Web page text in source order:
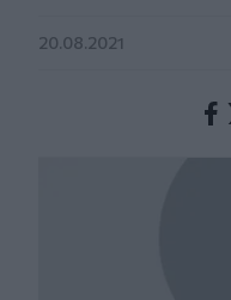
20.08.2021